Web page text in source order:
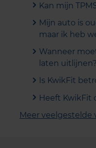
Kan mijn
Mijn auto is
maar ik heb
Wanneer
laten uitlijnen?
Is KwikFit
Heeft KwikFit
Meer veelgestelde